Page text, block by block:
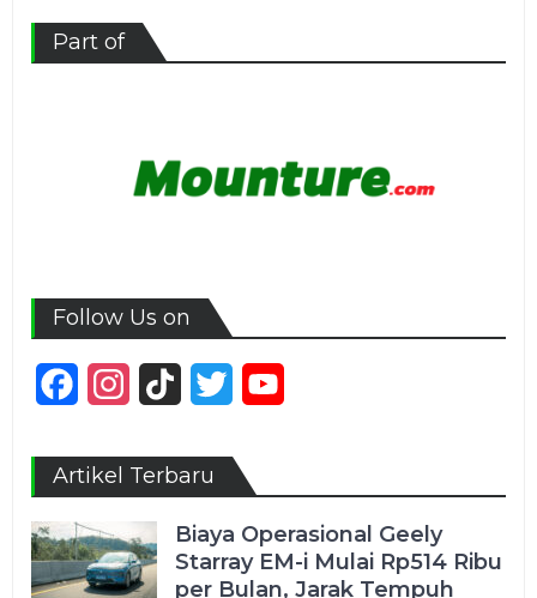
Part of
Follow Us on
FacebookInstagram
TikTok Twitter
Artikel Terbaru
Biaya Operasional Geely
Starray EM-i Mulai Rp514 Ribu
per Bulan, Jarak Tempuh